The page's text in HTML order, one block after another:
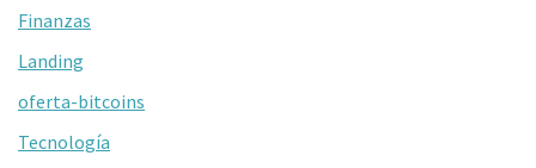
Finanzas
Landing
oferta-bitcoins
Tecnología